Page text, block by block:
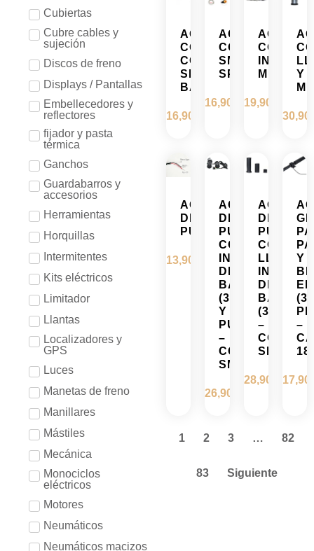
Cubiertas
Cubre cables y
sujeción
Discos de freno
Displays / Pantallas
Embellecedores y
reflectores
fijador y pasta
térmica
Ganchos
Guardabarros y
accesorios
Herramientas
Horquillas
Intermitentes
Kits eléctricos
Limitador
Llantas
Localizadores y
GPS
Luces
Manetas de freno
Manillares
Mástiles
Mecánica
Monociclos
eléctricos
Motores
Neumáticos
Neumáticos macizos
ACELERADOR
COMPATIBLE
CON
SMARTGYRO
BAGGIO/ZIRO
16,90
ACELERADOR
COMPATIBLE
SMARTGYRO
SPEEDWAY/
16,90
CON
19,90
Y
30,90
ACELERADOR
DE
PULGAR
13,90
ACELERADOR
DE
PUÑO
CON
INDICADOR
DE
BATERÍA
(36V)
Y
PULSADOR
–
CONECTOR
SM
26,90
DE
PUÑO
CON
LLAVE
DE
BATERÍA
(36V)
–
SM
28,90
Y
(3
–
17,90
1 2 3 … 82
83 Siguiente